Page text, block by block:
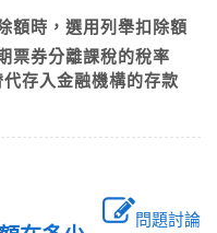
額時，選用列舉扣除額
票券分離課稅的稅率
存入金融機構的存款
問題討論